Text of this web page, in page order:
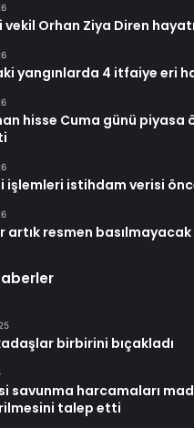
vekil Orhan Ziya Diren
yangınlarda 4 itfaiye eri
hisse Cuma günü piyasa
işlemleri istihdam verisi
artık resmen basılmayacak
birbirini bıçakladı
savunma harcamaları
talep etti